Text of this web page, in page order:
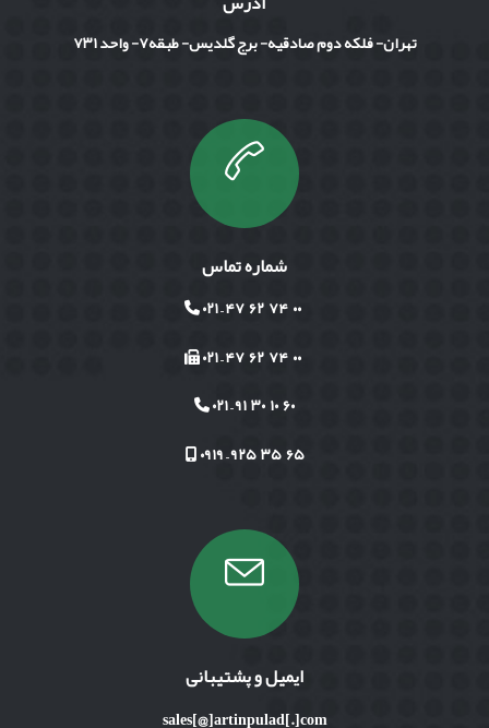
تهران- فلکه دوم صادقیه- برج گلدیس- طبقه۷- واحد ۷۳۱
شماره تماس
۰۰ ۷۴ ۶۲ ۴۷ – ۰۲۱
۰۰ ۷۴ ۶۲ ۴۷ – ۰۲۱
۶۰ ۱۰ ۳۰ ۹۱ – ۰۲۱
۶۵ ۳۵ ۹۲۵ – ۰۹۱۹
ایمیل و پشتیبانی
sales[@]artinpulad[.]com